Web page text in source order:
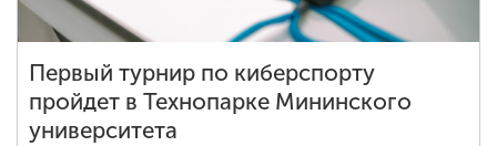
Первый турнир по киберспорту
пройдет в Технопарке Мининского
университета